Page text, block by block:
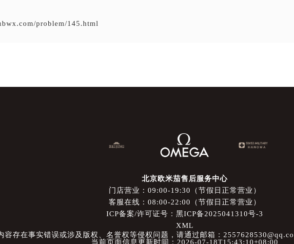
problem/145.html
北京欧米茄售后服务中心
门店营业：09:00-19:30（节假日正常营业）
客服在线：08:00-22:00（节假日正常营业）
ICP备案/许可证号：黑ICP备2025041310号-3
XML
容存在事实错误或涉及版权、名誉权等侵权问题，请通过邮箱：
当前页面信息更新时间：2026-07-18T15:43:10+08:00